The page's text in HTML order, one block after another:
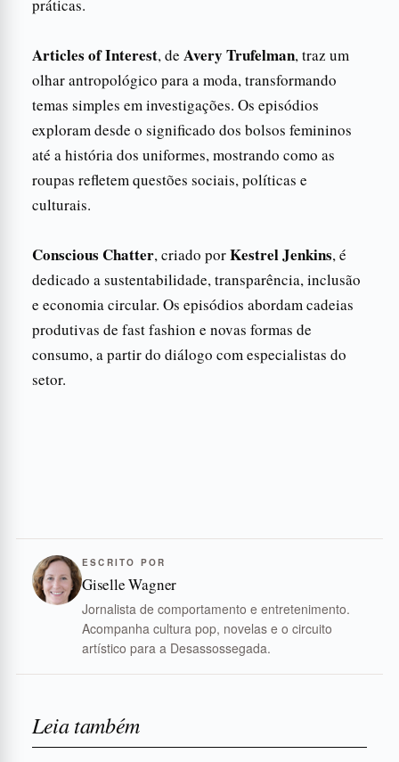
práticas.
Articles of Interest, de Avery Trufelman, traz um
olhar antropológico para a moda, transformando
temas simples em investigações. Os episódios
exploram desde o significado dos bolsos femininos
até a história dos uniformes, mostrando como as
roupas refletem questões sociais, políticas e
culturais.
Conscious Chatter, criado porKestrel Jenkins, é
dedicado a sustentabilidade, transparência, inclusão
e economia circular. Os episódios abordam cadeias
produtivas de fast fashion e novas formas de
consumo, a partir do diálogo com especialistas do
setor.
ESCRITO POR
Giselle Wagner
Jornalista de comportamento e entretenimento.
Acompanha cultura pop, novelas e o circuito
artístico para a Desassossegada.
Leia também